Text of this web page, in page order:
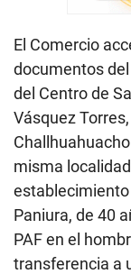
El Comercio
documentos
del Centro de
Vásquez
misma
establecimiento
Paniura, de 40
PAF en el
transferencia a